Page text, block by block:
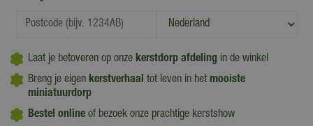
Laat je betoveren op onze kerstdorp afdeling in de winkel
Breng je eigen kerstverhaal tot leven in het mooiste
miniatuurdorp
Bestel online of bezoek onze prachtige kerstshow